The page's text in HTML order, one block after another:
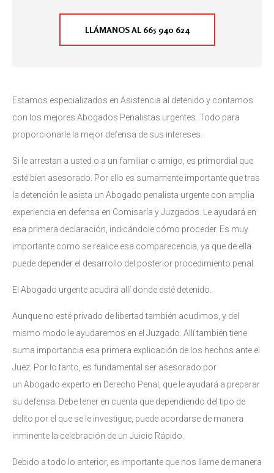
LLÁMANOS AL 665 940 624
Estamos especializados en Asistencia al detenido y contamos
con los mejores Abogados Penalistas urgentes. Todo para
proporcionarle la mejor defensa de sus intereses.
Si le arrestan a usted o a un familiar o amigo, es primordial que
esté bien asesorado. Por ello es sumamente importante que tras
la detención le asista un Abogado penalista urgente con amplia
experiencia en defensa en Comisaría y Juzgados. Le ayudará en
esa primera declaración, indicándole cómo proceder. Es muy
importante como se realice esa comparecencia, ya que de ella
puede depender el desarrollo del posterior procedimiento penal.
El Abogado urgente acudirá allí donde esté detenido.
Aunque no esté privado de libertad también acudimos, y del
mismo modo le ayudaremos en el Juzgado. Allí también tiene
suma importancia esa primera explicación de los hechos ante el
Juez. Por lo tanto, es fundamental ser asesorado por
un Abogado experto en Derecho Penal, que le ayudará a preparar
su defensa. Debe tener en cuenta que dependiendo del tipo de
delito por el que se le investigue, puede acordarse de manera
inminente la celebración de un Juicio Rápido.
Debido a todo lo anterior, es importante que nos llame de manera